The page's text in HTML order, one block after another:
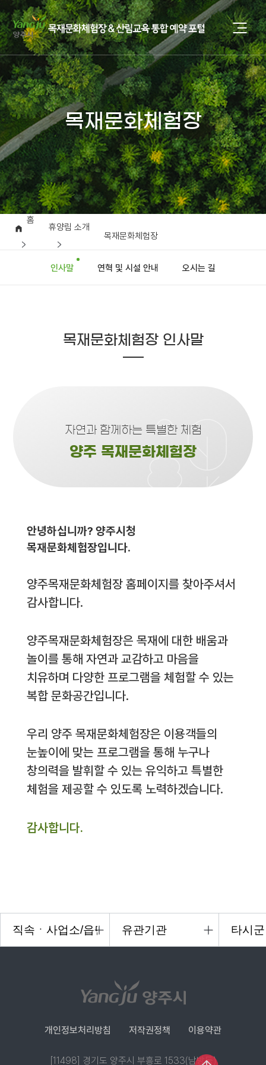
목재문화체험장
홈
휴양림 소개
목재문화체험장
인사말 연혁 및 시설 안내 오시는 길
목재문화체험장 인사말
자연과 함께하는 특별한 체험
양주 목재문화체험장
안녕하십니까? 양주시청
목재문화체험장입니다.
양주목재문화체험장 홈페이지를 찾아주셔서
감사합니다.
양주목재문화체험장은 목재에 대한 배움과
놀이를 통해 자연과 교감하고 마음을
치유하며 다양한 프로그램을 체험할 수 있는
복합 문화공간입니다.
우리 양주 목재문화체험장은 이용객들의
눈높이에 맞는 프로그램을 통해 누구나
창의력을 발휘할 수 있는 유익하고 특별한
체험을 제공할 수 있도록 노력하겠습니다.
감사합니다.
개인정보처리방침 저작권정책 이용약관
[11498] 경기도 양주시 부흥로 1533(남방동)